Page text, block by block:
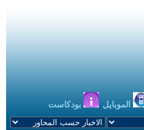
الموبايل بودكاست